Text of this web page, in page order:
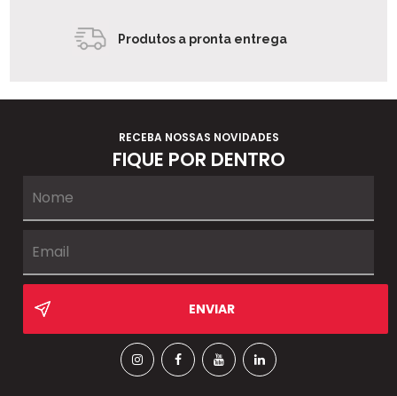
Produtos a pronta entrega
RECEBA NOSSAS NOVIDADES
FIQUE POR DENTRO